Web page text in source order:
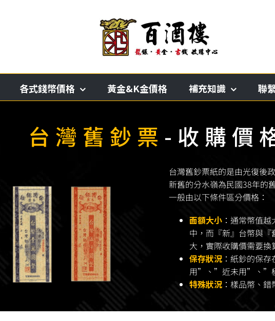
各式錢幣價格 黃金&K金價格 補充知識 聯
台灣舊鈔票 -收購價
台灣舊鈔票紙的是由光復後
新舊的分水嶺為民國38年的
一般由以下條件區分價格：
面額大小 ：通常幣值
中，而『新』台幣與
大，實際收購價需要換
保存狀況 ：紙鈔的保
用”、”近未用”、”
特殊狀況 ：樣品幣、